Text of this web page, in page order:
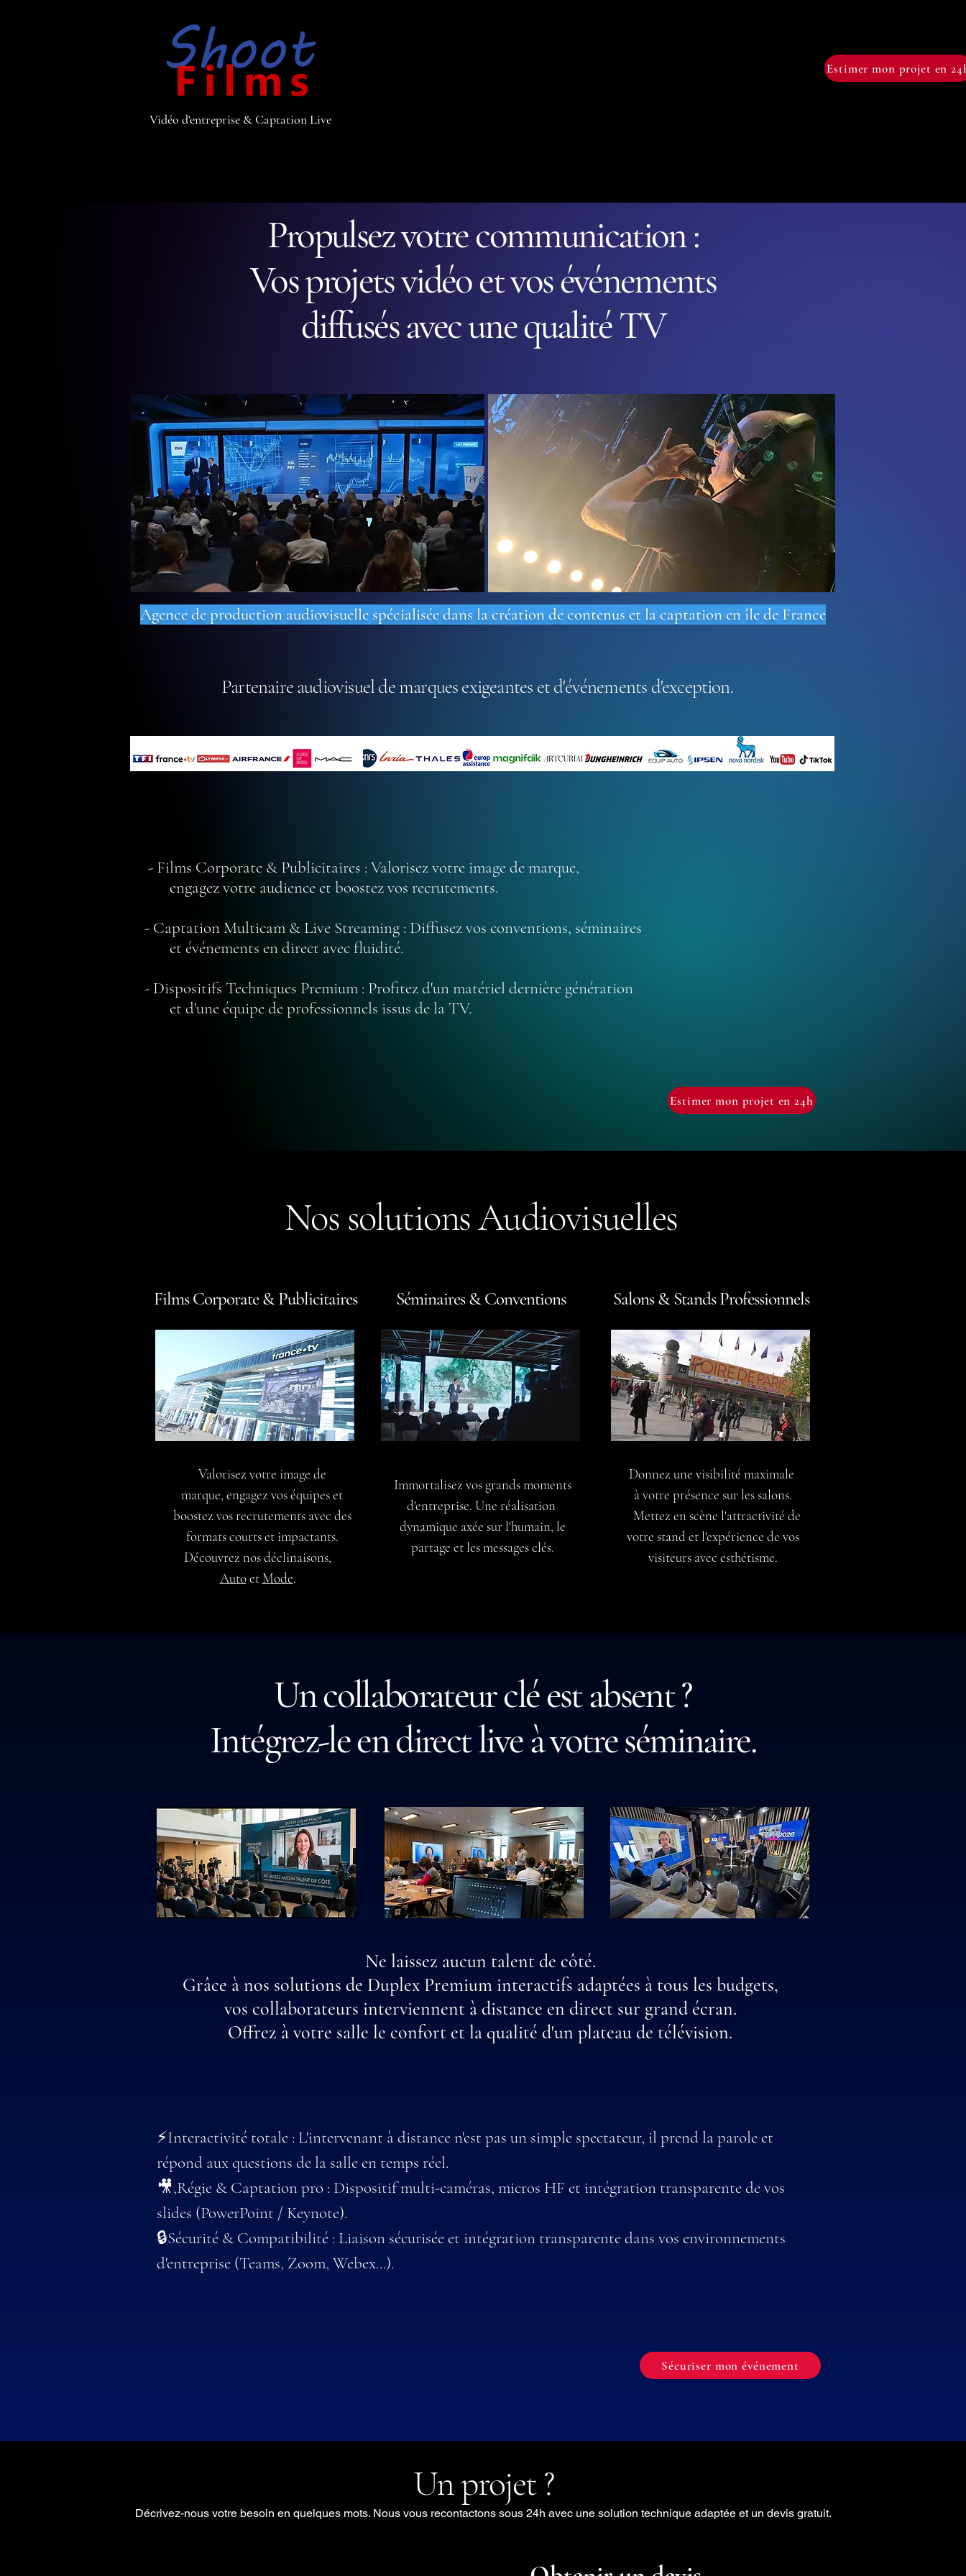
Vidéo d'entreprise & Captation Live
Estimer mon projet en
Propulsez votre communication :
Vos projets vidéo et vos événements
diffusés avec une qualité TV
Agence de production audiovisuelle spécialisée dans la création de contenus et la captation en île de France
Partenaire audiovisuel de marques exigeantes et d'événements d'exception.
- Films Corporate & Publicitaires : Valorisez votre image de marque,
engagez votre audience et boostez vos recrutements.
- Captation Multicam & Live Streaming : Diffusez vos conventions, séminaires
et événements en direct avec fluidité.
- Dispositifs Techniques Premium : Profitez d'un matériel dernière génération
et d'une équipe de professionnels issus de la TV.
Estimer mon projet en 24h
Nos solutions Audiovisuelles
Films Corporate & Publicitaires Séminaires & Conventions
Valorisez votre image de
marque, engagez vos équipes et
boostez vos recrutements avec des
formats courts et impactants.
Découvrez nos déclinaisons,
Autoet Mode.
Immortalisez vos grands moments
d'entreprise. Une réalisation
dynamique axée sur l'humain, le
partage et les messages clés.
Salons & Stands Professionnels
Donnez une visibilité maximale
à votre présence sur les salons.
Mettez en scène l'attractivité de
votre stand et l'expérience de vos
visiteurs avec esthétisme.
Un collaborateur clé est absent ?
Intégrez-le en direct live à votre séminaire.
Ne laissez aucun talent de côté.
Grâce à nos solutions de Duplex Premium interactifs adaptées à tous les budgets,
vos collaborateurs interviennent à distance en direct sur grand écran.
Offrez à votre salle le confort et la qualité d'un plateau de télévision.
⚡Interactivité totale : L'intervenant à distance n'est pas un simple spectateur, il prend la parole et
répond aux questions de la salle en temps réel.
🎥,Régie & Captation pro : Dispositif multi-caméras, micros HF et intégration transparente de vos
slides (PowerPoint / Keynote).
🔒Sécurité & Compatibilité : Liaison sécurisée et intégration transparente dans vos environnements
d'entreprise (Teams, Zoom, Webex...).
Sécuriser mon événement
Un projet ?
Décrivez-nous votre besoin en quelques mots. Nous vous recontactons sous 24h avec une solution technique adaptée et un devis gratuit.